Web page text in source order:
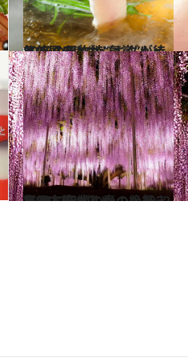
2023.1.19
気仙沼のメカジキグルメと 冬の風物詩“氣嵐”が待っている
旅＆お出かけ
2023.1.4
【2022年版】いつか行きたい！ 日本の春の絶景・東日本篇まとめ ――2022年BEST7
旅＆お出かけ